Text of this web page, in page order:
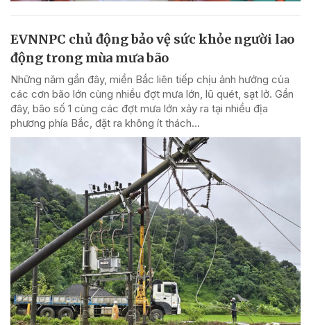
EVNNPC chủ động bảo vệ sức khỏe người lao
động trong mùa mưa bão
Những năm gần đây, miền Bắc liên tiếp chịu ảnh hưởng của
các cơn bão lớn cùng nhiều đợt mưa lớn, lũ quét, sạt lở. Gần
đây, bão số 1 cùng các đợt mưa lớn xảy ra tại nhiều địa
phương phía Bắc, đặt ra không ít thách...